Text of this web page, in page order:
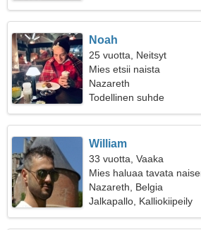
Noah
25 vuotta, Neitsyt
Mies etsii naista
Nazareth
Todellinen suhde
William
33 vuotta, Vaaka
Mies haluaa tavata
Nazareth, Belgia
Jalkapallo, Kalliokiipeily